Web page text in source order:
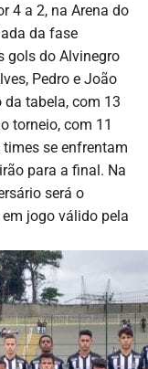
4 a 2, na Arena do
da fase
gols do Alvinegro
Pedro e João
da tabela, com 13
torneio, com 11
se enfrentam
para a final. Na
será o
jogo válido pela